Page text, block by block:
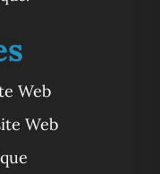
Web
Web